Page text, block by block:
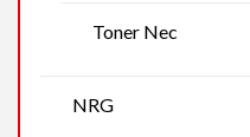
Toner Nec
NRG